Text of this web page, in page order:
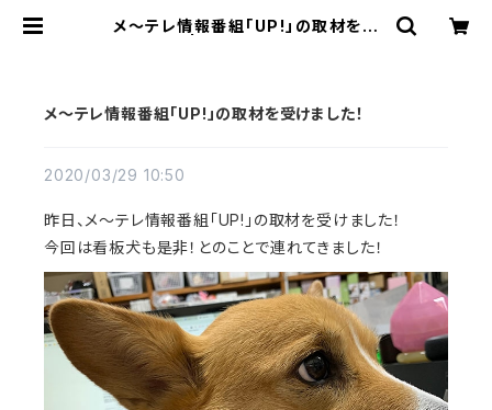
メ～テレ情報番組「UP!」の取材を受
メ～テレ情報番組「UP!」の取材を受けました！
2020/03/29 10:50
昨日、メ～テレ情報番組「UP!」の取材を受けました！
今回は看板犬も是非！とのことで連れてきました！